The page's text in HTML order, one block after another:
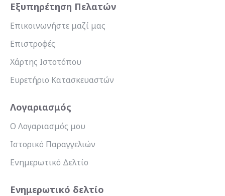
Εξυπηρέτηση Πελατών
Επικοινωνήστε μαζί μας
Επιστροφές
Χάρτης Ιστοτόπου
Ευρετήριο Κατασκευαστών
Λογαριασμός
Ο Λογαριασμός μου
Ιστορικό Παραγγελιών
Ενημερωτικό Δελτίο
Ενημερωτικό δελτίο